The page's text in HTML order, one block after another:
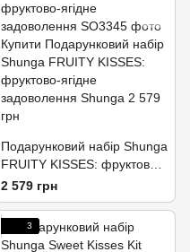
Подарунковий набір Shunga
FRUITY KISSES: фруктово-
ягідне задоволення
2 579 грн
3